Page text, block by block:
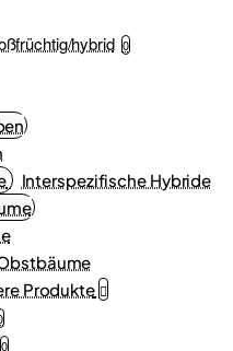
hybrid 0
Interspezifische Hybride
Produkte
0